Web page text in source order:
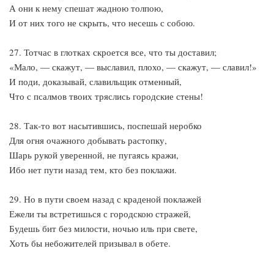
А они к нему спешат жадною толпою,
И от них того не скрыть, что несешь с собою.
27. Тотчас в глотках скроется все, что ты доставил;
«Мало, — скажут, — выславил, плохо, — скажут, — славил!»
И поди, доказывай, славильщик отменный,
Что с псалмов твоих тряслись городские стены!
28. Так-то вот насытившись, поспешай неробко
Для огня очажного добывать растопку,
Шарь рукой уверенной, не пугаясь кражи,
Ибо нет пути назад тем, кто без поклажи.
29. Но в пути своем назад с краденой поклажей
Ежели ты встретишься с городскою стражей,
Будешь бит без милости, ночью иль при свете,
Хоть бы небожителей призывал в обете.